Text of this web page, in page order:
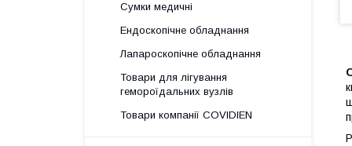
Сумки медичні
Ендоскопічне обладнання
Лапароскопічне обладнання
Товари для лігування
гемороїдальних вузлів
Товари компанії COVIDIEN